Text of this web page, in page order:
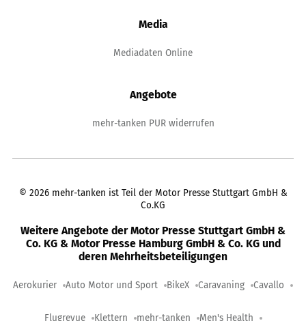
Media
Mediadaten Online
Angebote
mehr-tanken PUR widerrufen
© 2026 mehr-tanken ist Teil der Motor Presse Stuttgart GmbH &
Co.KG
Weitere Angebote der Motor Presse Stuttgart GmbH &
Co. KG & Motor Presse Hamburg GmbH & Co. KG und
deren Mehrheitsbeteiligungen
Aerokurier Auto Motor und Sport BikeX Caravaning Cavallo
Flugrevue Klettern mehr-tanken Men's Health